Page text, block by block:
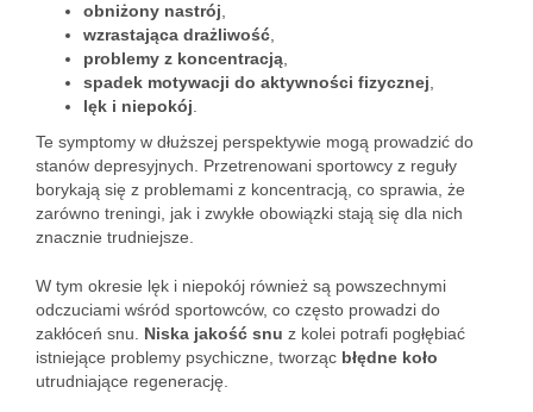
obniżony nastrój
wzrastająca drażliwość
problemy z koncentracją
spadek motywacji do aktywności fizycznej
lęk i niepokój
Te symptomy w dłuższej perspektywie mogą prowadzić do
stanów depresyjnych. Przetrenowani sportowcy z reguły
borykają się z problemami z koncentracją, co sprawia, że
zarówno treningi, jak i zwykłe obowiązki stają się dla nich
znacznie trudniejsze.
W tym okresie lęk i niepokój również są powszechnymi
odczuciami wśród sportowców, co często prowadzi do
zakłóceń snu. Niska jakość snu z kolei potrafi pogłębiać
istniejące problemy psychiczne, tworząc błędne koło
utrudniające regenerację.